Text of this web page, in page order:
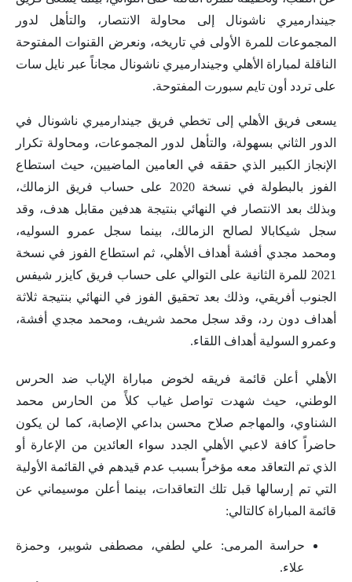
جيندارميري ناشونال إلى محاولة الانتصار، والتأهل لدور
المجموعات للمرة الأولى في تاريخه، ونعرض القنوات المفتوحة
الناقلة لمباراة الأهلي وجيندارميري ناشونال مجاناً عبر نايل سات
على تردد أون تايم سبورت المفتوحة.
يسعى فريق الأهلي إلى تخطي فريق جيندارميري ناشونال في
الدور الثاني بسهولة، والتأهل لدور المجموعات، ومحاولة تكرار
الإنجاز الكبير الذي حققه في العامين الماضيين، حيث استطاع
الفوز بالبطولة في نسخة 2020 على حساب فريق الزمالك،
وبذلك بعد الانتصار في النهائي بنتيجة هدفين مقابل هدف، وقد
سجل شيكابالا لصالح الزمالك، بينما سجل عمرو السوليه،
ومحمد مجدي أفشة أهداف الأهلي، ثم استطاع الفوز في نسخة
2021 للمرة الثانية على التوالي على حساب فريق كايزر شيفس
الجنوب أفريقي، وذلك بعد تحقيق الفوز في النهائي بنتيجة ثلاثة
أهداف دون رد، وقد سجل محمد شريف، ومحمد مجدي أفشة،
وعمرو السولية أهداف اللقاء.
الأهلي أعلن قائمة فريقه لخوض مباراة الإياب ضد الحرس
الوطني، حيث شهدت تواصل غياب كلأً من الحارس محمد
الشناوي، والمهاجم صلاح محسن بداعي الإصابة، كما لن يكون
حاضراً كافة لاعبي الأهلي الجدد سواء العائدين من الإعارة أو
الذي تم التعاقد معه مؤخراًً بسبب عدم قيدهم في القائمة الأولية
التي تم إرسالها قبل تلك التعاقدات، بينما أعلن موسيماني عن
قائمة المباراة كالتالي:
حراسة المرمى: علي لطفي، مصطفى شوبير، وحمزة
علاء.